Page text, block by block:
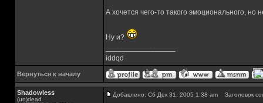
А хочется чего-то такого эмоционального,
Ну и?
iddqd
Вернуться к началу
Shadowless
(un)dead
Добавлено: Сб Дек 31, 2005 1:38 am Заголовок